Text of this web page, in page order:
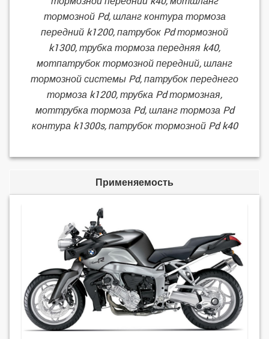
тормозной Pd, шланг контура тормоза
передний k1200, патрубок Pd тормозной
k1300, трубка тормоза передняя k40,
мотпатрубок тормозной передний, шланг
тормозной системы Pd, патрубок переднего
тормоза k1200, трубка Pd тормозная,
моттрубка тормоза Pd, шланг тормоза Pd
контура k1300s, патрубок тормозной Pd k40
Применяемость